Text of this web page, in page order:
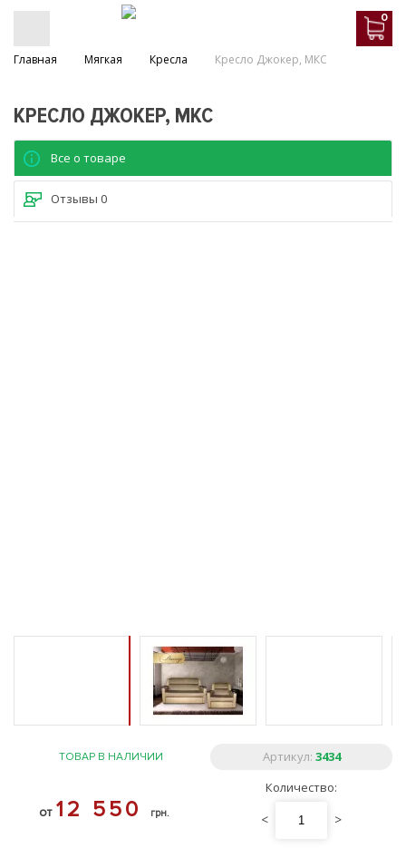
0
Главная Мягкая Кресла Кресло Джокер, МКС
КРЕСЛО ДЖОКЕР, МКС
Все о товаре
Отзывы 0
ТОВАР В НАЛИЧИИ Артикул: 3434
от 12 550 грн.
Количество:
< >